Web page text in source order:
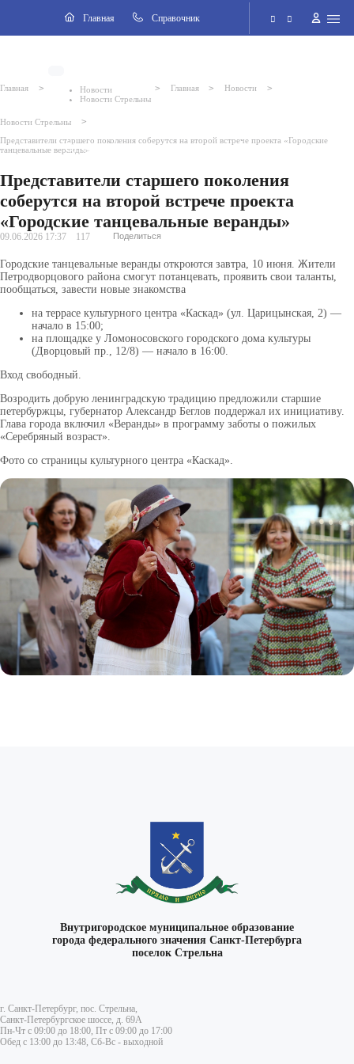
Главная Cправочник
Версия для слабовидящих
Поиск по сайту
Главная >
Новости
Новости Стрельны
> Главная > Новости >
Новости Стрельны >
Представители старшего поколения соберутся на второй встрече проекта «Городские
танцевальные веранды»
Представители старшего поколения
соберутся на второй встрече проекта
«Городские танцевальные веранды»
09.06.2026 17:37 117 Поделиться
Городские танцевальные веранды откроются завтра, 10 июня. Жители
Петродворцового района смогут потанцевать, проявить свои таланты,
пообщаться, завести новые знакомства
на террасе культурного центра «Каскад» (ул. Царицынская, 2) —
начало в 15:00;
на площадке у Ломоносовского городского дома культуры
(Дворцовый пр., 12/8) — начало в 16:00.
Вход свободный.
Возродить добрую ленинградскую традицию предложили старшие
петербуржцы, губернатор Александр Беглов поддержал их инициативу.
Глава города включил «Веранды» в программу заботы о пожилых
«Серебряный возраст».
Фото со страницы культурного центра «Каскад».
Внутригородское муниципальное образование
города федерального значения Санкт-Петербурга
поселок Стрельна
г. Санкт-Петербург, пос. Стрельна,
Санкт-Петербургское шоссе, д. 69А
Пн-Чт с 09:00 до 18:00, Пт с 09:00 до 17:00
Обед с 13:00 до 13:48, Сб-Вс - выходной